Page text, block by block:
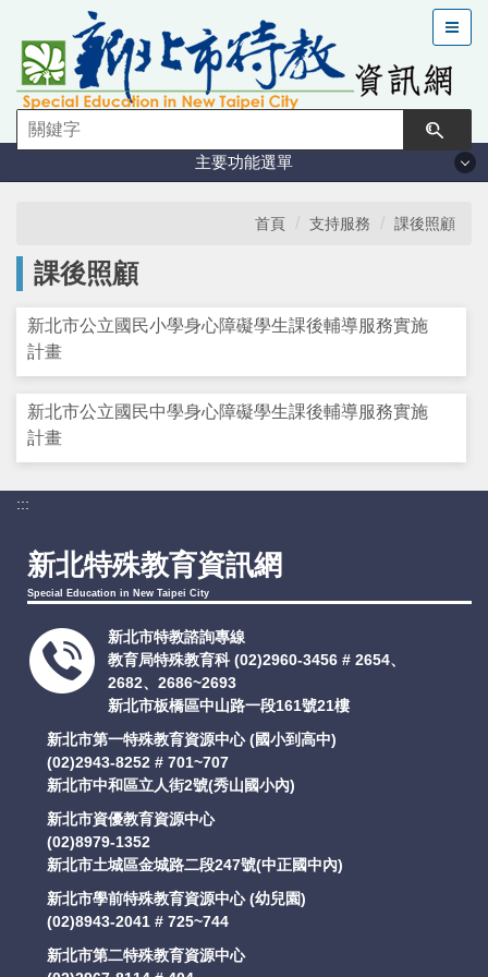
到
主
要
容
主要功能選單
特教現況
鑑定安置
課程與教學
學習輔導
活動訊息
IEP
首頁 支持服務 課後照顧
課後照顧
新北市公立國民小學身心障礙學生課後輔導服務實施
計畫
新北市公立國民中學身心障礙學生課後輔導服務實施
計畫
:::
新北特殊教育資訊網
Special Education in New Taipei City
新北市特教諮詢專線
教育局特殊教育科 (02)2960-3456 # 2654、
2682、2686~2693
新北市板橋區中山路一段161號21樓
新北市第一特殊教育資源中心 (國小到高中)
(02)2943-8252 # 701~707
新北市中和區立人街2號(秀山國小內)
新北市資優教育資源中心
(02)8979-1352
新北市土城區金城路二段247號(中正國中內)
新北市學前特殊教育資源中心 (幼兒園)
(02)8943-2041 # 725~744
新北市第二特殊教育資源中心